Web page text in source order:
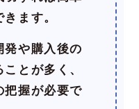
ます。
発や購入後の
とが多く、
把握が必要で